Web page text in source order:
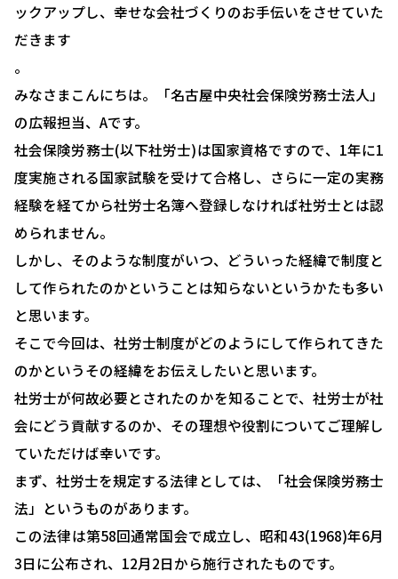
HOME
選ばれる理由
助成金について
就業規則について
ックアップし、幸せな会社づくりのお手伝いをさせていた
だきます
。
みなさまこんにちは。「名古屋中央社会保険労務士法人」
の広報担当、Aです。
社会保険労務士(以下社労士)は国家資格ですので、1年に1
度実施される国家試験を受けて合格し、さらに一定の実務
経験を経てから社労士名簿へ登録しなければ社労士とは認
められません。
しかし、そのような制度がいつ、どういった経緯で制度と
して作られたのかということは知らないというかたも多い
と思います。
そこで今回は、社労士制度がどのようにして作られてきた
のかというその経緯をお伝えしたいと思います。
社労士が何故必要とされたのかを知ることで、社労士が社
会にどう貢献するのか、その理想や役割についてご理解し
ていただけば幸いです。
まず、社労士を規定する法律としては、「社会保険労務士
法」というものがあります。
この法律は第58回通常国会で成立し、昭和43(1968)年6月
3日に公布され、12月2日から施行されたものです。